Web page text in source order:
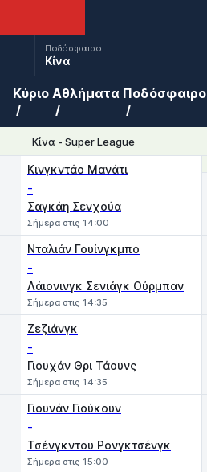
Ποδόσφαιρο
Κίνα
Κύριο Αθλήματα Ποδόσφαιρο
Κίνα - Super League
Κινγκντάο Μανάτι
-
Σαγκάη Σενχούα
Σήμερα στις 14:00
Νταλιάν Γουίνγκμπο
-
Λάιονινγκ Σενιάγκ Ούρμπαν
Σήμερα στις 14:35
Ζεζιάνγκ
-
Γιουχάν Θρι Τάουνς
Σήμερα στις 14:35
Γιουνάν Γιούκουν
-
Τσένγκντου Ρονγκτσένγκ
Σήμερα στις 15:00